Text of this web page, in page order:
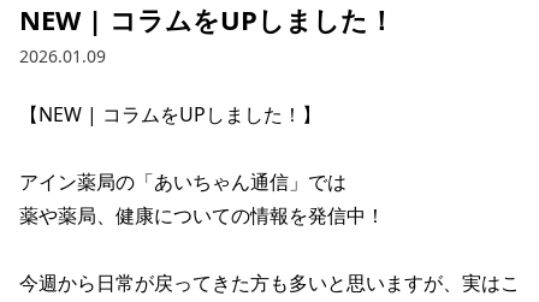
NEW | コラムをUPしました！
2026.01.09
【NEW | コラムをUPしました！】
アイン薬局の「あいちゃん通信」では
薬や薬局、健康についての情報を発信中！
今週から日常が戻ってきた方も多いと思いますが、実はこ